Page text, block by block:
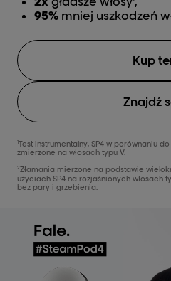
95% mniej uszkodzeń
Kup
Znajdź
1Test instrumentalny, SP4 w porównaniu
zmierzone na włosach typu V.
2Złamania mierzone na podstawie
użyciach SP4 na rozjaśnionych włosach
bez pary i grzebienia.